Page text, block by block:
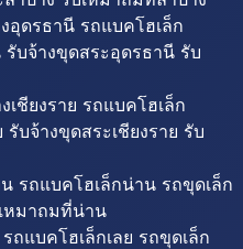
อุดรธานี รถแบคโฮเล็ก
บจ้างขุดสระอุดรธานี รับ
เชียงราย รถแบคโฮเล็ก
รับจ้างขุดสระเชียงราย รับ
รถแบคโฮเล็กน่าน รถขุดเล็ก
หมาถมที่น่าน
ถแบคโฮเล็กเลย รถขุดเล็ก